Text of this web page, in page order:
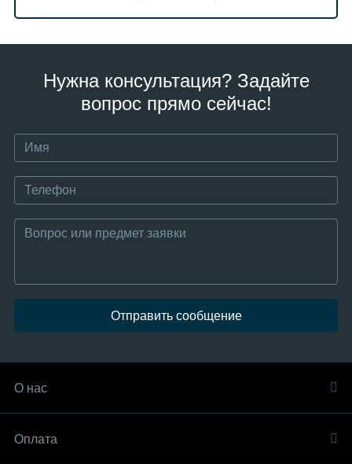
Нужна консультация? Задайте
вопрос прямо сейчас!
Отправить сообщение
О нас
Оплата